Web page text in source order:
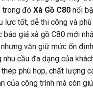
trong đó Xà Gồ C80 nổi
lực tốt, dễ thi công và
báo giá xà gồ C80 mới
vẫn giữ mức ổn
cầu đa dạng của
phù hợp, chất lượng
của công trình mà còn